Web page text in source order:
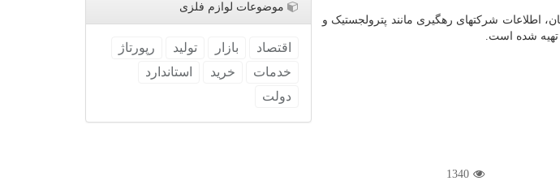
اطلاعات شرکتهای رهگیری مانند پترولجستیک و
تهیه شده است.
1340
موضوعات لوازم فلزی
اقتصاد بازار تولید
رپورتاژ
خدمات
خرید
استاندارد
دولت